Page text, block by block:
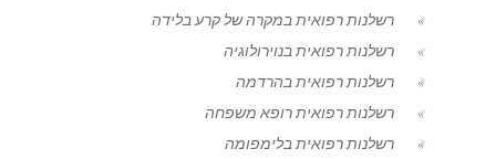
רשלנות רפואית במקרה של קרע בלידה
רשלנות רפואית בנוירולוגיה
רשלנות רפואית בהרדמה
רשלנות רפואית רופא משפחה
רשלנות רפואית בלימפומה